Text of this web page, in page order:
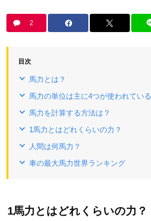
2
目次
馬力とは？
馬力の単位は主に4つが使われている
馬力を計算する方法は？
1馬力とはどれくらいの力？
人間は何馬力？
車の最大馬力世界ランキング
1馬力とはどれくらいの力？